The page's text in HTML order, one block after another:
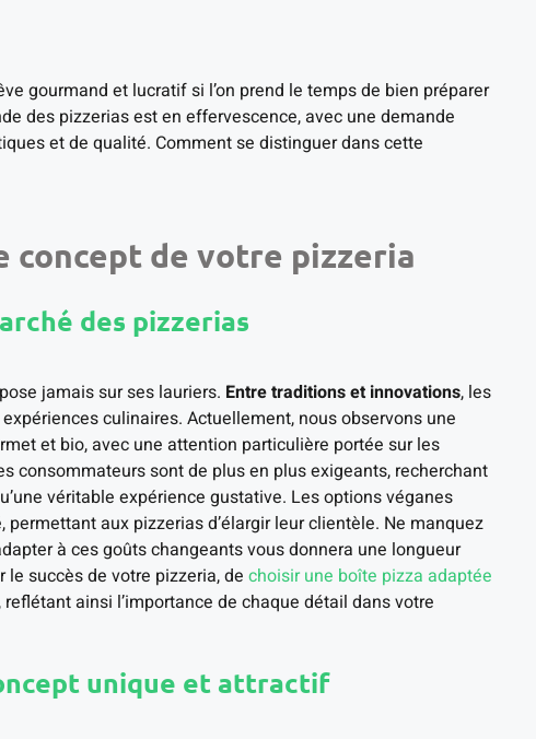
gourmand et lucratif si l’on prend le temps de bien préparer
des pizzerias est en effervescence, avec une demande
et de qualité. Comment se distinguer dans cette
concept de votre pizzeria
des pizzerias
jamais sur ses lauriers. Entre traditions et innovations, les
culinaires. Actuellement, nous observons une
et bio, avec une attention particulière portée sur les
consommateurs sont de plus en plus exigeants, recherchant
véritable expérience gustative. Les options véganes
aux pizzerias d’élargir leur clientèle. Ne manquez
à ces goûts changeants vous donnera une longueur
le succès de votre pizzeria, de choisir une boîte pizza adaptée
reflétant ainsi l’importance de chaque détail dans votre
unique et attractif